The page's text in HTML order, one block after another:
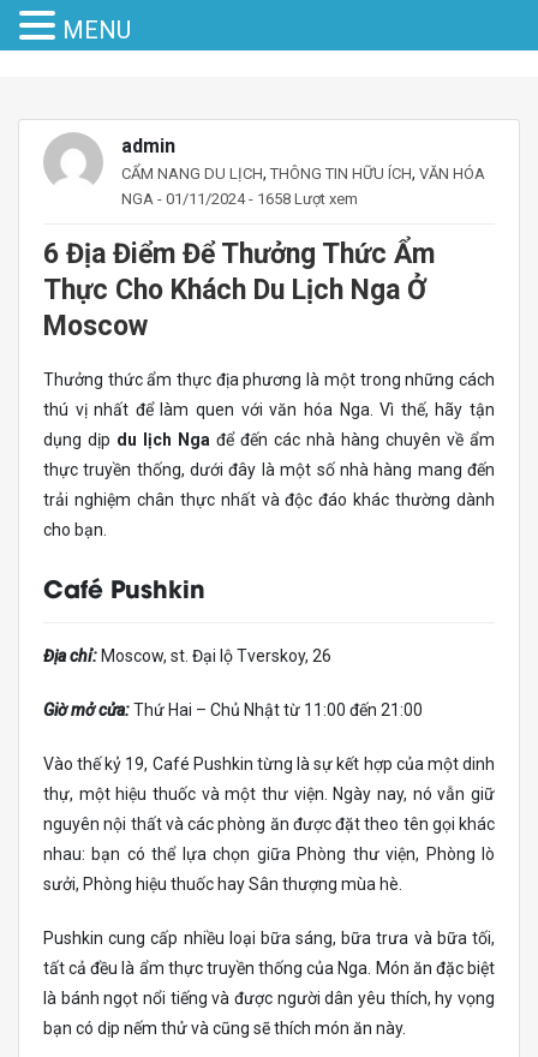
admin
CẨM NANG DU LỊCH, THÔNG TIN HỮU ÍCH, VĂN HÓA
NGA - 01/11/2024 - 1658 Lượt xem
6 Địa Điểm Để Thưởng Thức Ẩm
Thực Cho Khách Du Lịch Nga Ở
Moscow
Thưởng thức ẩm thực địa phương là một trong những cách
thú vị nhất để làm quen với văn hóa Nga. Vì thế, hãy tận
dụng dịp du lịch Nga để đến các nhà hàng chuyên về ẩm
thực truyền thống, dưới đây là một số nhà hàng mang đến
trải nghiệm chân thực nhất và độc đáo khác thường dành
cho bạn.
Café Pushkin
Địa chỉ: Moscow, st. Đại lộ Tverskoy, 26
Giờ mở cửa:Thứ Hai – Chủ Nhật từ 11:00 đến 21:00
Vào thế kỷ 19, Café Pushkin từng là sự kết hợp của một dinh
thự, một hiệu thuốc và một thư viện. Ngày nay, nó vẫn giữ
nguyên nội thất và các phòng ăn được đặt theo tên gọi khác
nhau: bạn có thể lựa chọn giữa Phòng thư viện, Phòng lò
sưởi, Phòng hiệu thuốc hay Sân thượng mùa hè.
Pushkin cung cấp nhiều loại bữa sáng, bữa trưa và bữa tối,
tất cả đều là ẩm thực truyền thống của Nga. Món ăn đặc biệt
là bánh ngọt nổi tiếng và được người dân yêu thích, hy vọng
bạn có dịp nếm thử và cũng sẽ thích món ăn này.
MENU